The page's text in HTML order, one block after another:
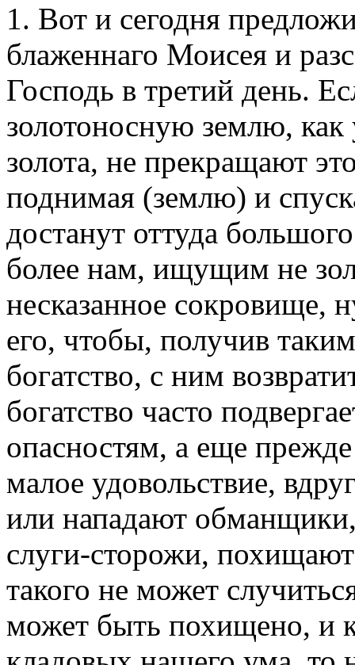
1. Вот и сегодня
блаженнаго Моисея и
Господь в третий день.
золотоносную землю,
золота, не прекращают
поднимая (землю) и
достанут оттуда
более нам, ищущим не
несказанное сокровище,
его, чтобы, получив
богатство, с ним
богатство часто
опасностям, а еще
малое удовольствие,
или нападают
слуги-сторожи,
такого не может
может быть похищено, и